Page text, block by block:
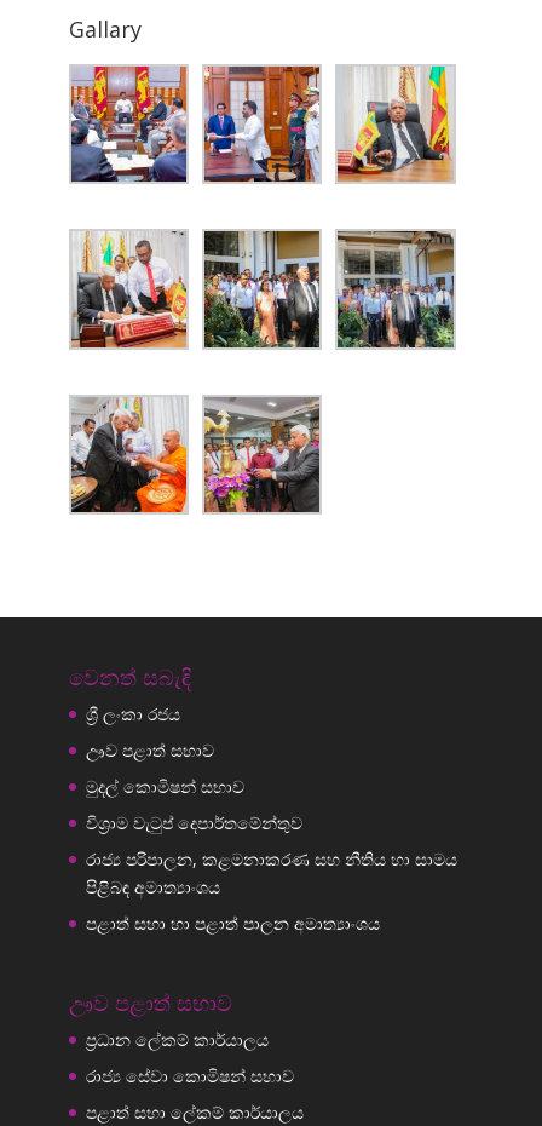
Gallary
වෙනත් සබැඳි
ශ්‍රී ලංකා රජය
ඌව පළාත් සභාව
මුදල් කොමිෂන් සභාව
විශ්‍රාම වැටුප් දෙපාර්තමේන්තුව
රාජ්‍ය පරිපාලන, කළමනාකරණ සහ නීතිය හා සාමය
පිළිබඳ අමාත්‍යාංශය
පළාත් සභා හා පළාත් පාලන අමාත්‍යාංශය
ඌව පළාත් සභාව
ප්‍රධාන ලේකම් කාර්යාලය
රාජ්‍ය සේවා කොමිෂන් සභාව
පළාත් සභා ලේකම් කාර්යාලය